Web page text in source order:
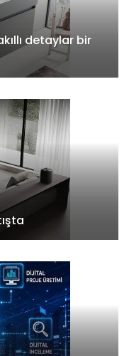
detaylar bir